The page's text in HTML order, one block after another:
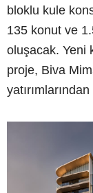
bloklu kule
135 konut ve
oluşacak. Yeni
proje, Biva